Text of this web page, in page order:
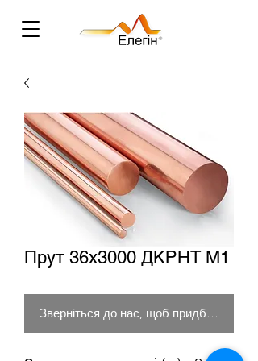
Прут 36х3000 ДКРНТ М1
Зверніться до нас, щоб придбати товар